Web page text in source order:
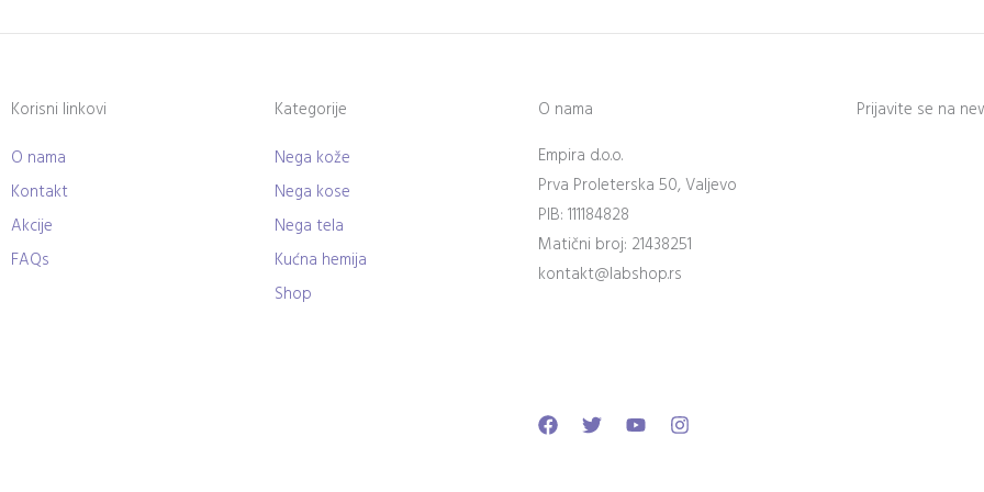
Korisni linkovi
O nama
Kontakt
Akcije
FAQs
Kategorije
Nega kože
Nega kose
Nega tela
Kućna hemija
Shop
O nama
Empira d.o.o.
Prva Proleterska 50, Valjevo
PIB: 111184828
Matični broj: 21438251
kontakt@labshop.rs
Facebook
Prijavite se na